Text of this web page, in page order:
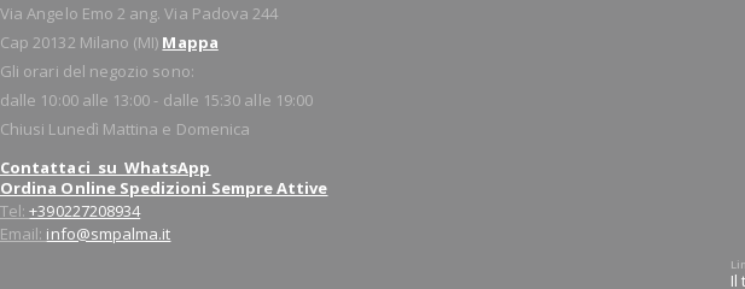
Via Angelo Emo 2 ang. Via Padova 244
Cap 20132 Milano (MI) Mappa
Gli orari del negozio sono:
dalle 10:00 alle 13:00 - dalle 15:30 alle 19:00
Chiusi Lunedì Mattina e Domenica
Contattaci su WhatsApp
Ordina Online Spedizioni Sempre Attive
Tel:+390227208934
Email: info@smpalma.it
Il